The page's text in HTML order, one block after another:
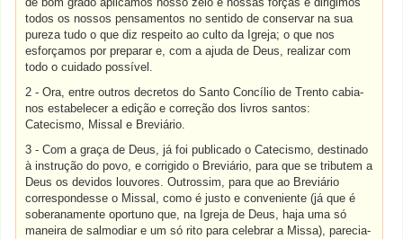
todos os nossos pensamentos no sentido de conservar na sua
pureza tudo o que diz respeito ao culto da Igreja; o que nos
esforçamos por preparar e, com a ajuda de Deus, realizar com
todo o cuidado possível.
2 - Ora, entre outros decretos do Santo Concílio de Trento cabia-
nos estabelecer a edição e correção dos livros santos:
Catecismo, Missal e Breviário.
3 - Com a graça de Deus, já foi publicado o Catecismo, destinado
à instrução do povo, e corrigido o Breviário, para que se tributem a
Deus os devidos louvores. Outrossim, para que ao Breviário
correspondesse o Missal, como é justo e conveniente (já que é
soberanamente oportuno que, na Igreja de Deus, haja uma só
maneira de salmodiar e um só rito para celebrar a Missa), parecia-